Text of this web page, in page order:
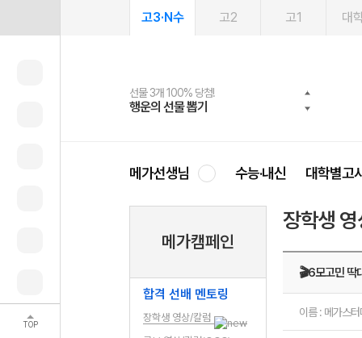
TOP
고3·N수 고2 고1 대
선물 3개 100% 당첨!
행운의 선물 뽑기
선물 100% 증정!
메가스터디 X 올리브
여름방학 스터디 캐시백
메가런 썸머스쿨
2027 러셀 단과
강사 공개선발
스마트러닝앱
설문 EVENT
메가패스
3일 무료 체험권
메가패스 수강생 무료혜택!
메가클럽 멤버십
사회공헌 캠페인
희망이룸 메가나눔
메가선생님 수능·내신 대학별고
메가캠페인
합격 선배 멘토링
장학생 영상/칼럼
장학생
🎬6모고민 딱
이름 : 메가스